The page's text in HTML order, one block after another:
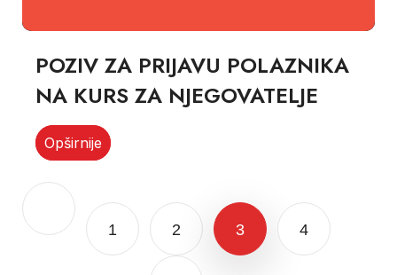
POZIV ZA PRIJAVU POLAZNIKA
NA KURS ZA NJEGOVATELJE
Opširnije
1 2 3 4